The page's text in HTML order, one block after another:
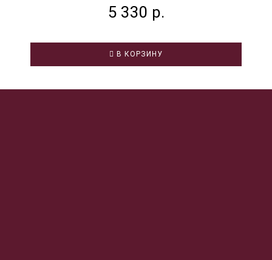
5 330 р.
В КОРЗИНУ